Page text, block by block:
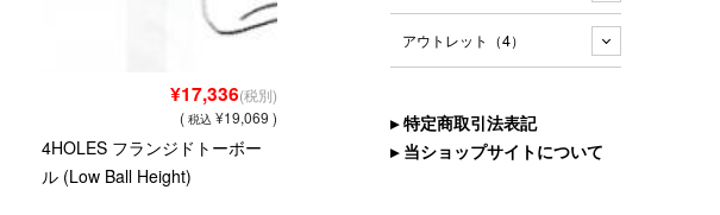
¥17,336(税別)
( 税込 ¥19,069 )
4HOLES フランジドトーボー
ル (Low Ball Height)
アウトレット （4）
▸ 特定商取引法表記
▸ 当ショップサイトについて